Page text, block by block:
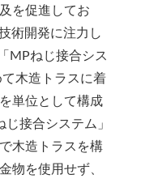
を促進してお
術開発に注力し
MPねじ接合シス
木造トラスに着
単位として構成
接合システム」
木造トラスを構
物を使用せず、